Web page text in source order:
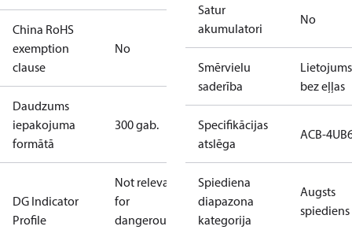
China RoHS
exemption
clause
No
Daudzums
iepakojuma
formātā
300 gab.
DG Indicator
Profile
Not relevant
for
dangerous
Satur
akumulatori
No
Smērvielu
saderība
Lietojums
bez eļļas
Specifikācijas
atslēga
ACB-
Spiediena
diapazona
kategorija
Augsts
spiediens